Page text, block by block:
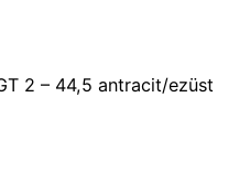
2 – 44,5 antracit/ezüst